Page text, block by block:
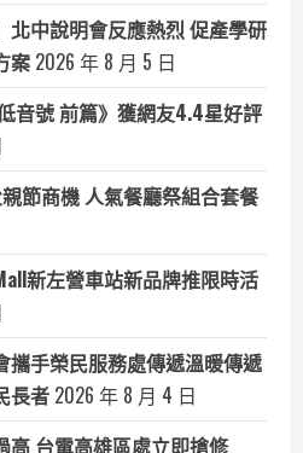
北中說明會反應熱烈 促產學研
案 2026 年 8 月 5 日
音號 前篇》獲網友4.4星好評
節商機 人氣餐廳祭組合套餐
新左營車站新品牌推限時活
攜手榮民服務處傳遞溫暖傳遞
長者 2026 年 8 月 4 日
高 台電高雄區處立即搶修